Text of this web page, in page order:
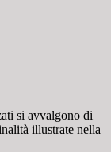
si avvalgono di
illustrate nella